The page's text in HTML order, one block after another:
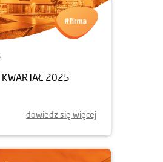
KWARTAŁ 2025
dowiedz się więcej